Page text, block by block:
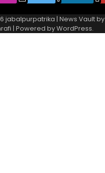
jabalpurpatrika | News Vault by
| Powered byWordPress.